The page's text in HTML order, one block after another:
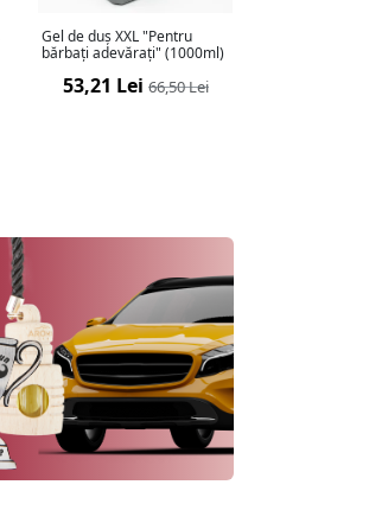
Gel de duș XXL "Pentru
bărbați adevărați" (1000ml)
53,21 Lei 66,50 Lei